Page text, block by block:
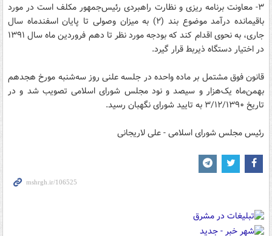
۳- معاونت برنامه ریزی و نظارت راهبردی رئیس‌جمهور مکلف است در مورد
باقیمانده درآمد موضوع بند (۲) به میزان وصولی تا پایان اسفندماه سال
جاری، به نحوی اقدام کند که بودجه مورد نظر تا دهم فروردین ماه سال ۱۳۹۱
در اختیار دستگاه ذیربط قرار گیرد.
قانون فوق مشتمل بر ماده واحده در جلسه علنی روز سه‌شنبه مورخ هجدهم
بهمن‌ماه یک‌هزار و سیصد و نود مجلس شورای اسلامی تصویب شد و در
تاریخ ۳/۱۲/۱۳۹۰ به تایید شورای نگهبان رسید.
رئیس مجلس شورای اسلامی - علی لاریجانی